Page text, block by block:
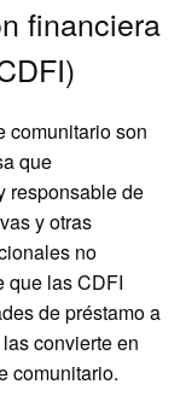
financiera
comunitario son
que
responsable de
y otras
no
que las CDFI
de préstamo a
convierte en
comunitario.